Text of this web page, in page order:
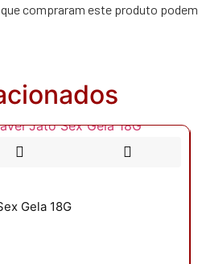
compraram este produto podem
Gela 18G